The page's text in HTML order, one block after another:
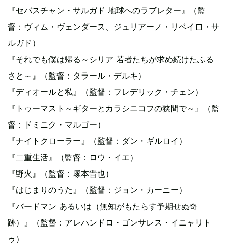
『セバスチャン・サルガド 地球へのラブレター』（監
督：ヴィム・ヴェンダース、ジュリアーノ・リベイロ・サ
ルガド）
『それでも僕は帰る～シリア 若者たちが求め続けたふる
さと～』（監督：タラール・デルキ）
『ディオールと私』（監督：フレデリック・チェン）
『トゥーマスト～ギターとカラシニコフの狭間で～』（監
督：ドミニク・マルゴー）
『ナイトクローラー』（監督：ダン・ギルロイ）
『二重生活』（監督：ロウ・イエ）
『野火』（監督：塚本晋也）
『はじまりのうた』（監督：ジョン・カーニー）
『バードマン あるいは（無知がもたらす予期せぬ奇
跡）』（監督：アレハンドロ・ゴンサレス・イニャリト
ゥ）